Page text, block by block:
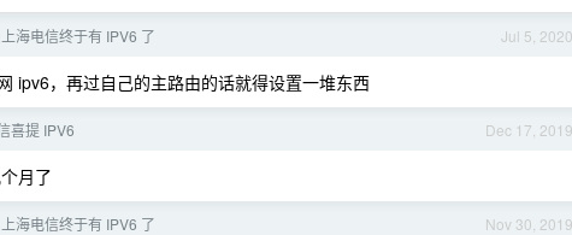
Jul 5, 2020
上海电信终于有 IPV6 了
ipv6，再过自己的主路由的话就得设置一堆东西
Dec 17, 2019
喜提 IPV6
月了
Nov 30, 2019
上海电信终于有 IPV6 了